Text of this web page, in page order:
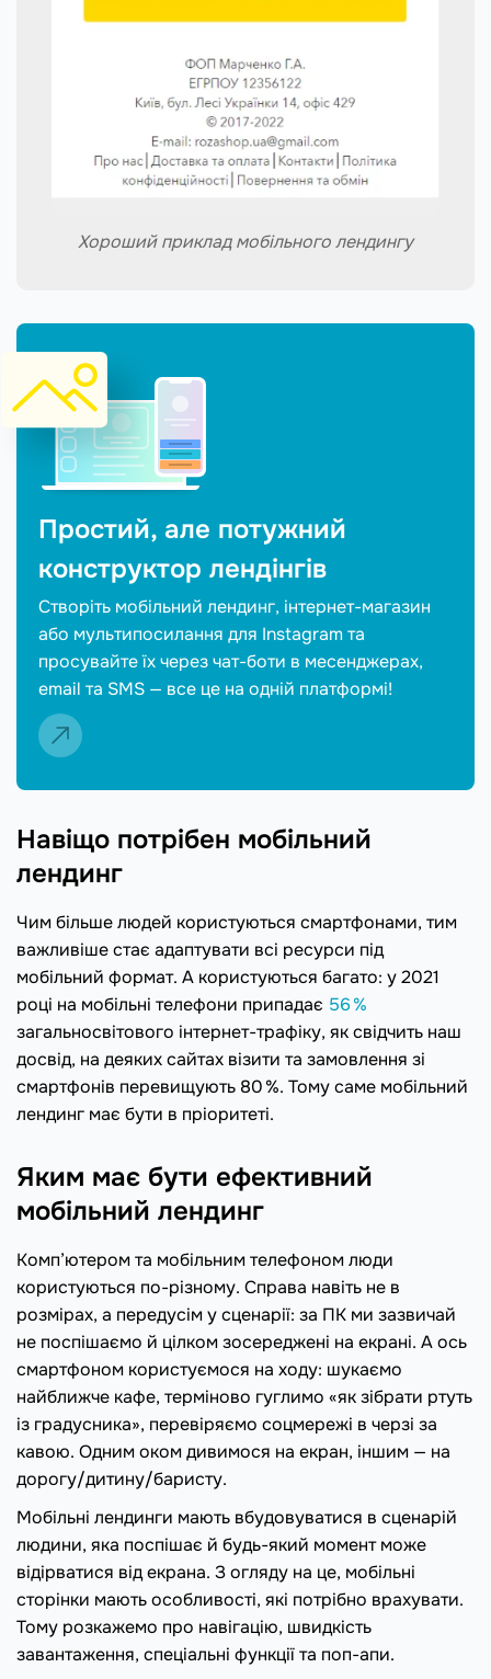
Хороший приклад мобільного лендингу
Простий, але потужний
конструктор лендінгів
Створіть мобільний лендинг, інтернет-магазин
або мультипосилання для Instagram та
просувайте їх через чат-боти в месенджерах,
email та SMS — все це на одній платформі!
Навіщо потрібен мобільний
лендинг
Чим більше людей користуються смартфонами, тим
важливіше стає адаптувати всі ресурси під
мобільний формат. А користуються багато: у 2021
році на мобільні телефони припадає 56 %
загальносвітового інтернет-трафіку, як свідчить наш
досвід, на деяких сайтах візити та замовлення зі
смартфонів перевищують 80 %. Тому саме мобільний
лендинг має бути в пріоритеті.
Яким має бути ефективний
мобільний лендинг
Комп’ютером та мобільним телефоном люди
користуються по-різному. Справа навіть не в
розмірах, а передусім у сценарії: за ПК ми зазвичай
не поспішаємо й цілком зосереджені на екрані. А ось
смартфоном користуємося на ходу: шукаємо
найближче кафе, терміново гуглимо «як зібрати ртуть
із градусника», перевіряємо соцмережі в черзі за
кавою. Одним оком дивимося на екран, іншим — на
дорогу/дитину/баристу.
Мобільні лендинги мають вбудовуватися в сценарій
людини, яка поспішає й будь-який момент може
відірватися від екрана. З огляду на це, мобільні
сторінки мають особливості, які потрібно врахувати.
Тому розкажемо про навігацію, швидкість
завантаження, спеціальні функції та поп-апи.